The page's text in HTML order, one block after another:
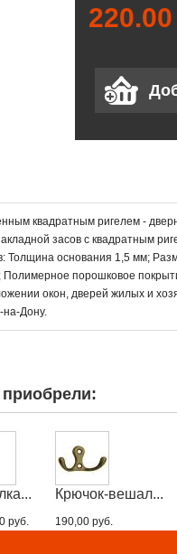
220.00
квадратным ригелем -
засов с квадратным
Толщина основания 1,5 мм;
Полимерное порошковое
окон, дверей жилых и
на-Дону.
приобрели:
руб.
Крючок-вешал...
190,00 руб.